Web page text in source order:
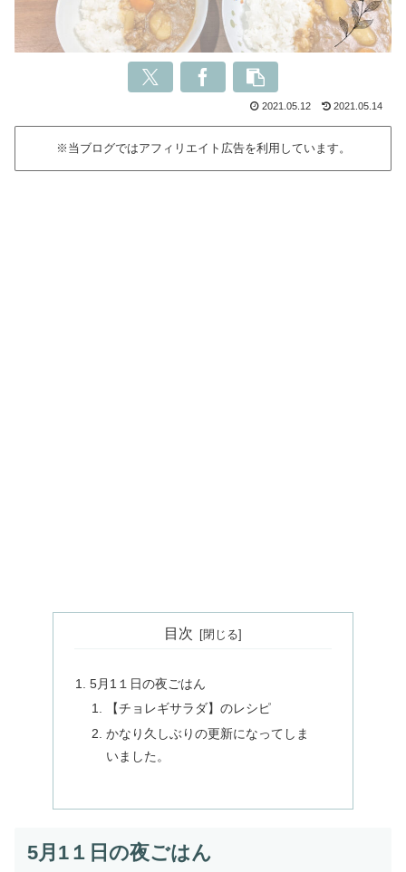
2021.05.12 2021.05.14
※当ブログではアフィリエイト広告を利用しています。
目次
5月1１日の夜ごはん
【チョレギサラダ】のレシピ
かなり久しぶりの更新になってしま
いました。
5月1１日の夜ごはん